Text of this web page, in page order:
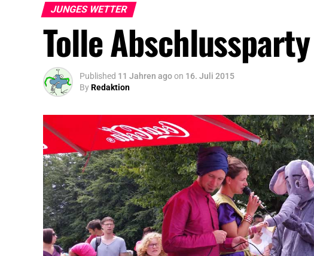
JUNGES WETTER
Tolle
Published 11 Jahren agoon 16. Juli 2015
ByRedaktion